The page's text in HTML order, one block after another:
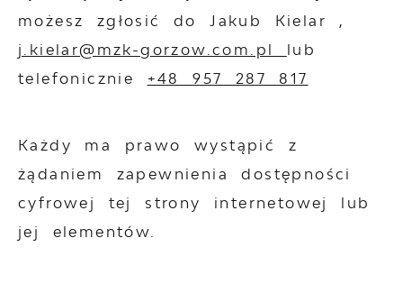
możesz zgłosić doJakub Kielar,
j.kielar@mzk-gorzow.com.pl lub
telefonicznie +48 957 287 817
Każdy ma prawo wystąpić z
żądaniem zapewnienia dostępności
cyfrowej tej strony internetowej lub
jej elementów.